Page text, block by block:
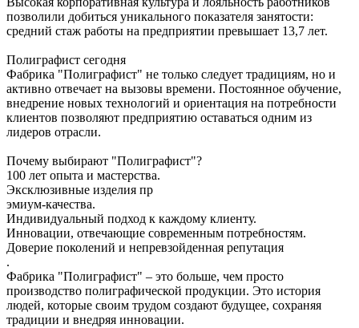
позволили добиться уникального показателя занятости:
средний стаж работы на предприятии превышает 13,7 лет.
Полиграфист сегодня
Фабрика "Полиграфист" не только следует традициям, но и
активно отвечает на вызовы времени. Постоянное обучение,
внедрение новых технологий и ориентация на потребности
клиентов позволяют предприятию оставаться одним из
лидеров отрасли.
Почему выбирают "Полиграфист"?
100 лет опыта и мастерства.
Эксклюзивные изделия пр
эмиум-качества.
Индивидуальный подход к каждому клиенту.
Инновации, отвечающие современным потребностям.
Доверие поколений и непревзойденная репутация
.
Фабрика "Полиграфист" – это больше, чем просто
производство полиграфической продукции. Это история
людей, которые своим трудом создают будущее, сохраняя
традиции и внедряя инновации.